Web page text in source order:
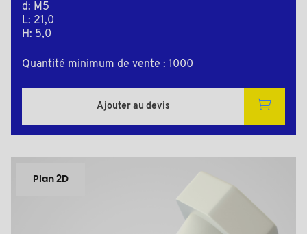
d: M5
L: 21,0
H: 5,0
Quantité minimum de vente : 1000
Ajouter au devis
Plan 2D